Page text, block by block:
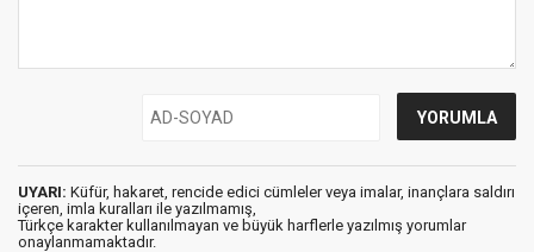
UYARI: Küfür, hakaret, rencide edici cümleler veya imalar, inançlara saldırı
içeren, imla kuralları ile yazılmamış,
Türkçe karakter kullanılmayan ve büyük harflerle yazılmış yorumlar
onaylanmamaktadır.